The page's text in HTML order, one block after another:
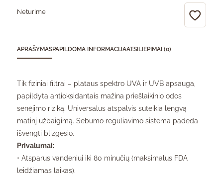
Neturime
APRAŠYMASPAPILDOMA INFORMACIJAATSILIEPIMAI (0)
Tik fiziniai filtrai – plataus spektro UVA ir UVB apsauga,
papildyta antioksidantais mažina priešlaikinio odos
senėjimo riziką. Universalus atspalvis suteikia lengvą
matinį užbaigimą. Sebumo reguliavimo sistema padeda
išvengti blizgesio.
Privalumai:
• Atsparus vandeniui iki 80 minučių (maksimalus FDA
leidžiamas laikas).